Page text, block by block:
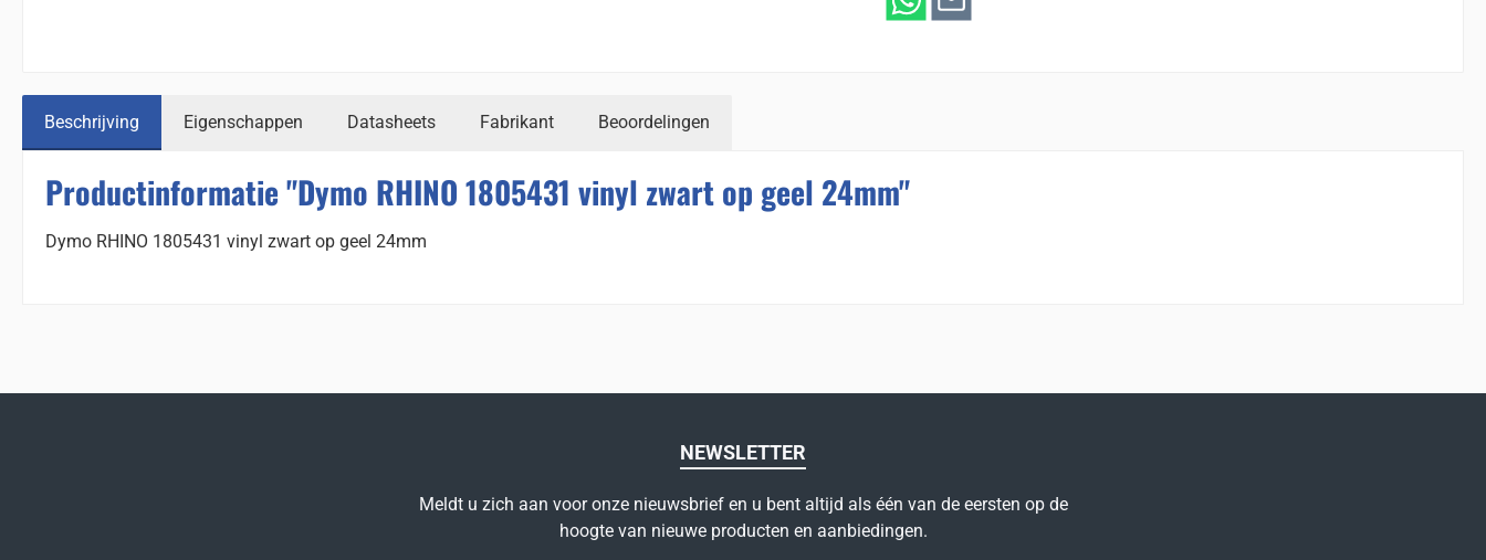
Beschrijving Eigenschappen Datasheets Fabrikant Beoordelingen
Productinformatie "Dymo RHINO 1805431 vinyl zwart op geel 24mm"
Dymo RHINO 1805431 vinyl zwart op geel 24mm
NEWSLETTER
Meldt u zich aan voor onze nieuwsbrief en u bent altijd als één van de eersten op de
hoogte van nieuwe producten en aanbiedingen.